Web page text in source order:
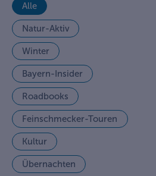
Alle
Natur-Aktiv
Winter
Bayern-Insider
Roadbooks
Feinschmecker-Touren
Kultur
Übernachten